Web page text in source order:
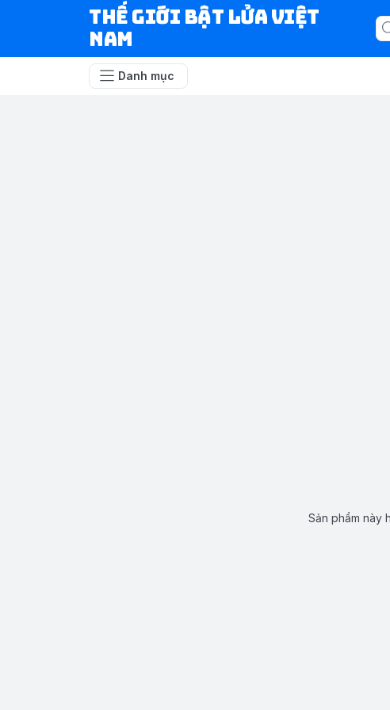
Thế Giới Bật Lửa Việt
Nam
Danh mục
Sản phẩm này